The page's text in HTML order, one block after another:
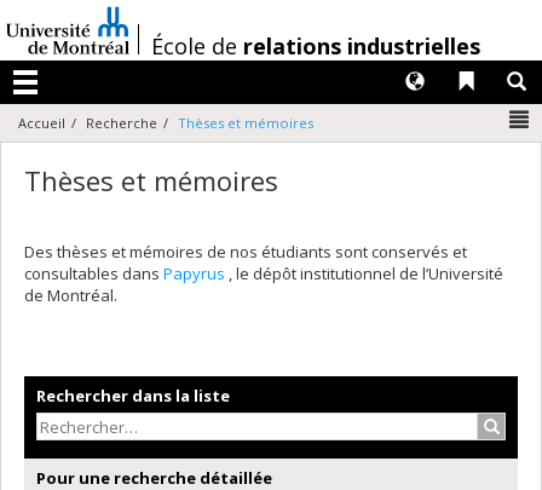
au
contenu
/École de relations industrielles
Menu
Liens
Langues
Accueil Recherche Thèses et mémoires
Thèses et mémoires
Des thèses et mémoires de nos étudiants sont conservés et
consultables dans Papyrus , le dépôt institutionnel de l’Université
de Montréal.
Rechercher dans la liste
Pour une recherche détaillée